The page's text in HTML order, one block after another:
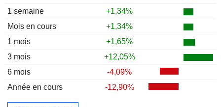
1 semaine
+1,34%
Mois en cours
+1,34%
1 mois
+1,65%
3 mois
+12,05%
6 mois
-4,09%
Année en cours
-12,90%